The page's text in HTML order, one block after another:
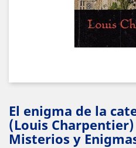
El enigma de la
(Louis
Misterios y